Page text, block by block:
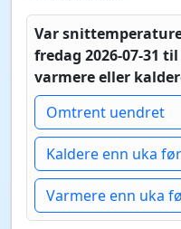
Var
fredag 2026-07-31
varmere eller
Omtrent uendret
Kaldere enn uka før
Varmere enn uka